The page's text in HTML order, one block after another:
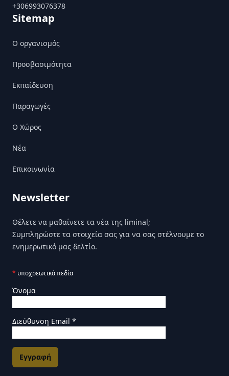
+306993076378
Sitemap
Ο οργανισμός
Προσβασιμότητα
Εκπαίδευση
Παραγωγές
Ο Χώρος
Nέα
Επικοινωνία
Newsletter
Θέλετε να μαθαίνετε τα νέα της liminal;
Συμπληρώστε τα στοιχεία σας για να σας στέλνουμε το
ενημερωτικό μας δελτίο.
* υποχρεωτικά πεδία
Όνομα
Διεύθυνση Email *